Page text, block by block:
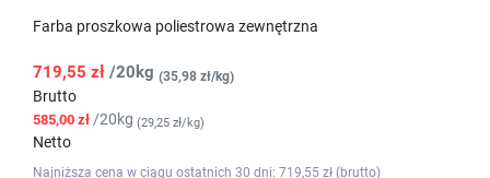
Farba proszkowa poliestrowa zewnętrzna
719,55 zł /20kg (35,98 zł/kg)
Brutto
585,00 zł /20kg (29,25 zł/kg)
Netto
Najniższa cena w ciągu ostatnich 30 dni: 719,55 zł (brutto)